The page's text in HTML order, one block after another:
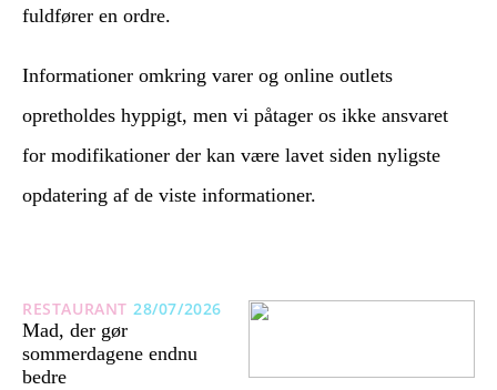
fuldfører en ordre.
Informationer omkring varer og online outlets
opretholdes hyppigt, men vi påtager os ikke ansvaret
for modifikationer der kan være lavet siden nyligste
opdatering af de viste informationer.
RESTAURANT 28/07/2026
Mad, der gør
sommerdagene endnu
bedre